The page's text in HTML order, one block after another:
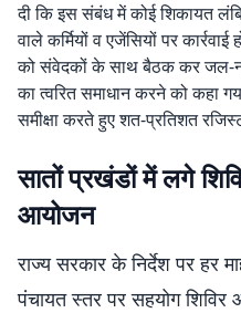
दी कि इस संबंध में कोई शिकायत
वाले कर्मियों व एजेंसियों पर
को संवेदकों के साथ बैठक कर जल-
का त्वरित समाधान करने को कहा
समीक्षा करते हुए शत-प्रतिशत
सातों प्रखंडों में लगे
आयोजन
राज्य सरकार के निर्देश पर हर
पंचायत स्तर पर सहयोग